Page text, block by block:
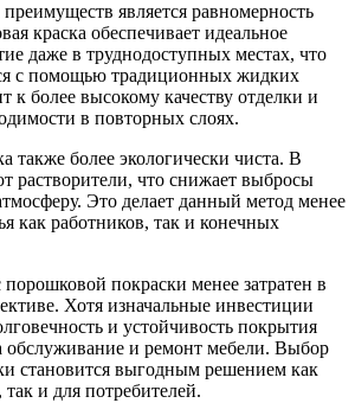
является равномерность
краска обеспечивает идеальное
даже в труднодоступных местах, что
с помощью традиционных жидких
к более высокому качеству отделки и
в повторных слоях.
также более экологически чиста. В
растворители, что снижает выбросы
Это делает данный метод менее
как работников, так и конечных
покраски менее затратен в
Хотя изначальные инвестиции
и устойчивость покрытия
обслуживание и ремонт мебели. Выбор
становится выгодным решением как
и для потребителей.